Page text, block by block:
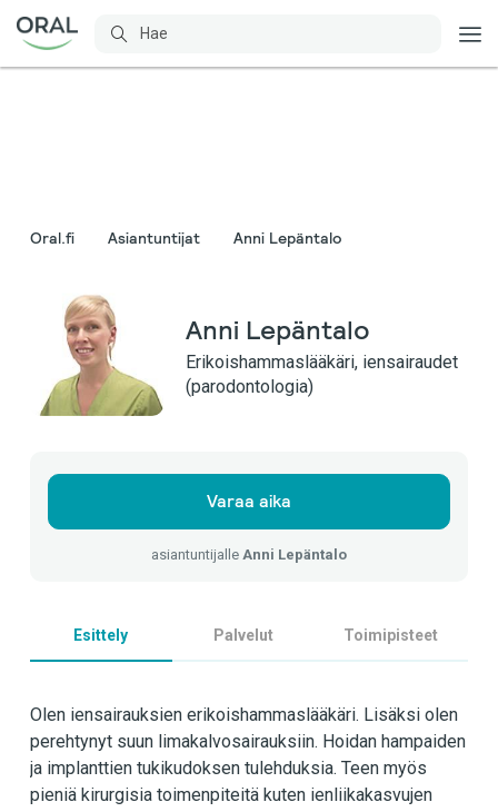
Oral.fi Asiantuntijat Anni Lepäntalo
Anni Lepäntalo
Erikoishammaslääkäri, iensairaudet
(parodontologia)
Varaa aika
asiantuntijalle Anni Lepäntalo
Esittely Palvelut Toimipisteet
Olen iensairauksien erikoishammaslääkäri. Lisäksi olen
perehtynyt suun limakalvosairauksiin. Hoidan hampaiden
ja implanttien tukikudoksen tulehduksia. Teen myös
pieniä kirurgisia toimenpiteitä kuten ienliikakasvujen